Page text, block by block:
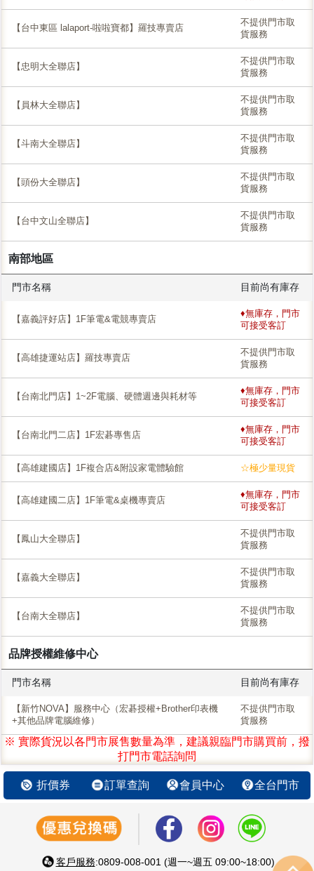
【台中東區 lalaport-啦啦寶都】羅技專賣店
不提供門市取
貨服務
【忠明大全聯店】
不提供門市取
貨服務
【員林大全聯店】
不提供門市取
貨服務
【斗南大全聯店】
不提供門市取
貨服務
【頭份大全聯店】
不提供門市取
貨服務
【台中文山全聯店】
不提供門市取
貨服務
南部地區
門市名稱 目前尚有庫存
【嘉義評好店】1F筆電&電競專賣店
♦無庫存，門市
可接受客訂
【高雄捷運站店】羅技專賣店
不提供門市取
貨服務
【台南北門店】1~2F電腦、硬體週邊與耗材等
♦無庫存，門市
可接受客訂
【台南北門二店】1F宏碁專售店
♦無庫存，門市
可接受客訂
【高雄建國店】1F複合店&附設家電體驗館 ☆極少量現貨
【高雄建國二店】1F筆電&桌機專賣店
♦無庫存，門市
可接受客訂
【鳳山大全聯店】
不提供門市取
貨服務
【嘉義大全聯店】
不提供門市取
貨服務
【台南大全聯店】
不提供門市取
貨服務
品牌授權維修中心
門市名稱 目前尚有庫存
【新竹NOVA】服務中心（宏碁授權+Brother印表機
+其他品牌電腦維修）
不提供門市取
貨服務
※ 實際貨況以各門市展售數量為準，建議親臨門市購買前，撥
打門市電話詢問
折價券 訂單查詢 會員中心 全台門市
客戶服務:0809-008-001 (週一~週五 09:00~18:00)